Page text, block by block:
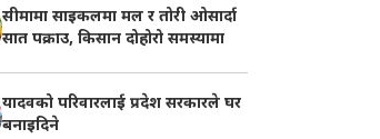
सीमामा साइकलमा मल र तोरी ओसार्दा
सात पक्राउ, किसान दोहोरो समस्यामा
यादवको परिवारलाई प्रदेश सरकारले घर
बनाइदिने